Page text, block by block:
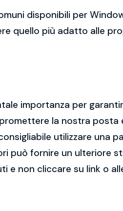
disponibili per
quello più adatto alle
importanza per
la nostra posta
utilizzare una
può fornire un ulteriore
e non cliccare su link o